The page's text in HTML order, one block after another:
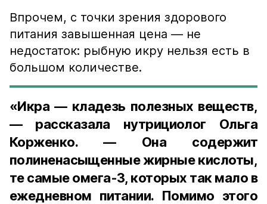
Впрочем, с точки зрения здорового
питания завышенная цена — не
недостаток: рыбную икру нельзя есть в
большом количестве.
«Икра — кладезь полезных веществ,
— рассказала нутрициолог Ольга
Корженко. — Она содержит
полиненасыщенные жирные кислоты,
те самые омега-3, которых так мало в
ежедневном питании. Помимо этого